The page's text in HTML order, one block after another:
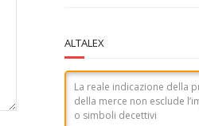
ALTALEX
La reale indicazione della
della merce non esclude
o simboli decettivi